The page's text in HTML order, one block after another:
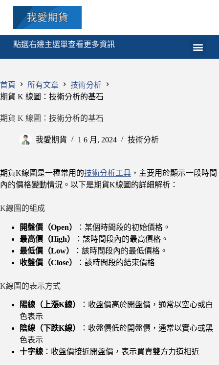
點選右邊主選單查看更多資訊
首頁 所有文章
技術分析
期貨 K 線圖：技術分析的基石
期貨 K 線圖：技術分析的基石
我愛期貨 1 6 月, 2024 技術分析
期貨K線圖是一種常用的技術分析工具 ，主要用於顯示一段時間
內的價格變動情況。以下是期貨K線圖的詳細解析：
K線圖的組成
開盤價（Open）
：某個時間段的初始價格。
最高價（High）
：該時間段內的最高價格。
最低價（Low）
：該時間段內的最低價格。
收盤價（Close）
：該時間段的結束價格
K線圖的表示方式
陽線（上漲K線）
：收盤價高於開盤價，通常以空心或白
色表示
陰線（下跌K線）
：收盤價低於開盤價，通常以實心或黑
色表示
十字線 ：收盤價接近開盤價，表示買賣雙方力道相近